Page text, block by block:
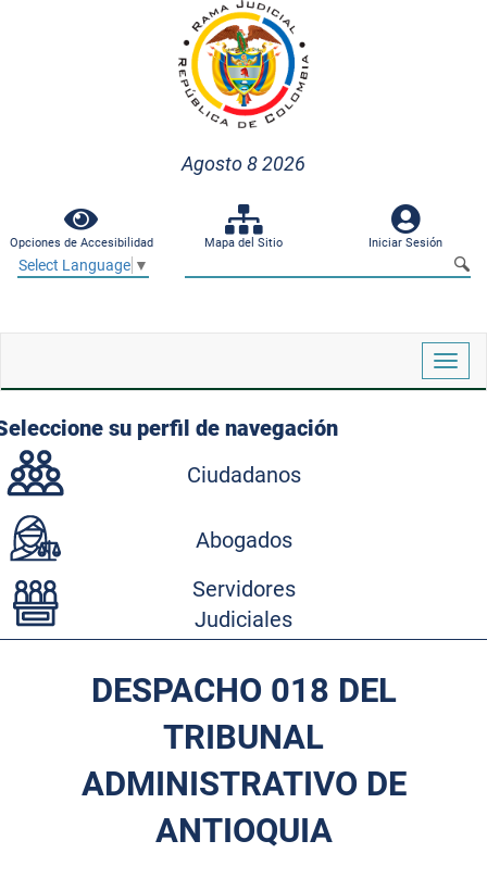
Agosto 8 2026
Opciones de Accesibilidad Mapa del Sitio Iniciar Sesión
Select Language ▼
su perfil de navegación
Ciudadanos
Abogados
Servidores
Judiciales
DESPACHO 018 DEL
TRIBUNAL
ADMINISTRATIVO DE
ANTIOQUIA